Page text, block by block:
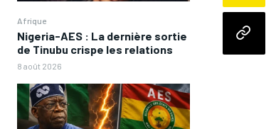
Afrique
Nigeria-AES : La dernière sortie
de Tinubu crispe les relations
8 août 2026